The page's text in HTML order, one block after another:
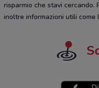
risparmio che stavi
inoltre informazioni utili come